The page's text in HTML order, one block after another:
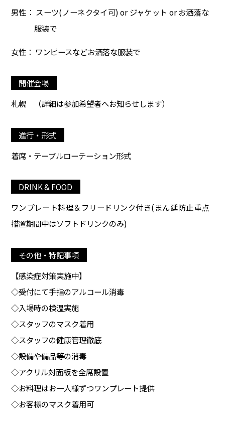
男性： スーツ(ノーネクタイ可) or ジャケット or お洒落な
服装で
女性： ワンピースなどお洒落な服装で
開催会場
札幌
（詳細は参加希望者へお知らせします）
進行・形式
着席・テーブルローテーション形式
DRINK & FOOD
ワンプレート料理＆フリードリンク付き(まん延防止重点
措置期間中はソフトドリンクのみ)
その他・特記事項
【感染症対策実施中】
◇受付にて手指のアルコール消毒
◇入場時の検温実施
◇スタッフのマスク着用
◇スタッフの健康管理徹底
◇設備や備品等の消毒
◇アクリル対面板を全席設置
◇お料理はお一人様ずつワンプレート提供
◇お客様のマスク着用可